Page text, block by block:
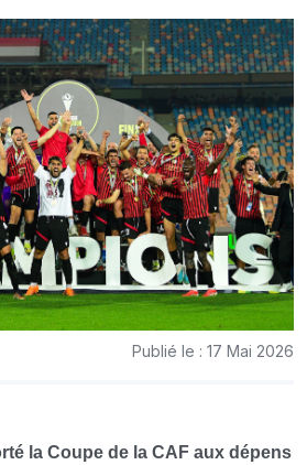
Publié le : 17 Mai 2026
la Coupe de la CAF aux dépens